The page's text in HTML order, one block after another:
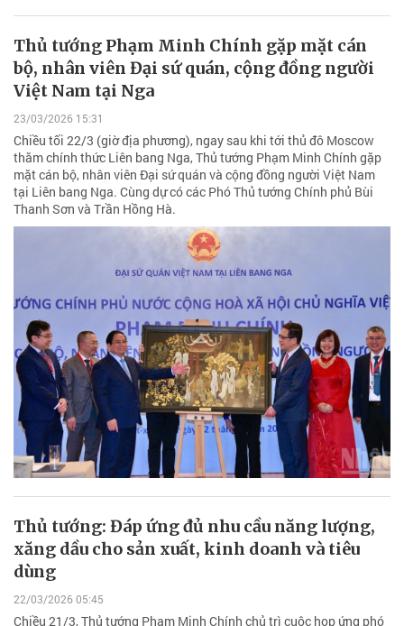
Thủ tướng Phạm Minh Chính gặp mặt cán
bộ, nhân viên Đại sứ quán, cộng đồng người
Việt Nam tại Nga
23/03/2026 15:31
Chiều tối 22/3 (giờ địa phương), ngay sau khi tới thủ đô Moscow
thăm chính thức Liên bang Nga, Thủ tướng Phạm Minh Chính gặp
mặt cán bộ, nhân viên Đại sứ quán và cộng đồng người Việt Nam
tại Liên bang Nga. Cùng dự có các Phó Thủ tướng Chính phủ Bùi
Thanh Sơn và Trần Hồng Hà.
Thủ tướng: Đáp ứng đủ nhu cầu năng lượng,
xăng dầu cho sản xuất, kinh doanh và tiêu
dùng
22/03/2026 05:45
Chiều 21/3, Thủ tướng Phạm Minh Chính chủ trì cuộc họp ứng phó